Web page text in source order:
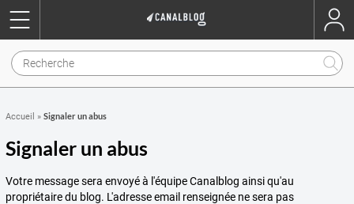
Accueil » Signaler un abus
Signaler un abus
Votre message sera envoyé à l'équipe Canalblog ainsi qu'au
propriétaire du blog. L'adresse email renseignée ne sera pas